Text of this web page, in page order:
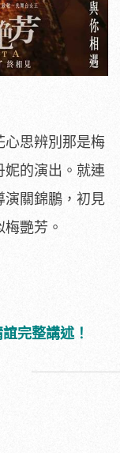
心思辨別那是梅
妮的演出。就連
演關錦鵬，初見
艷芳。
完整講述！